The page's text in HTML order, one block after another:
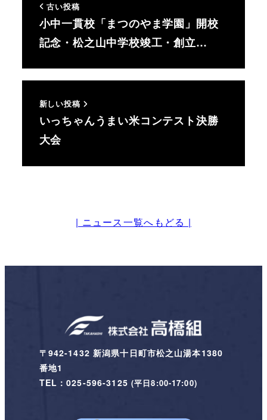
古い投稿
小中一貫校「まつのやま学園」開校
記念・松之山中学校竣工・創立…
新しい投稿
いっちゃんうまい米コンテスト決勝
大会
| ニュース一覧へもどる |
〒942-1432 新潟県十日町市松之山湯本1380
番地1
TEL：025-596-3125 (平日8:00-17:00)